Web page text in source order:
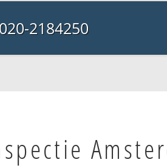
020-2184250